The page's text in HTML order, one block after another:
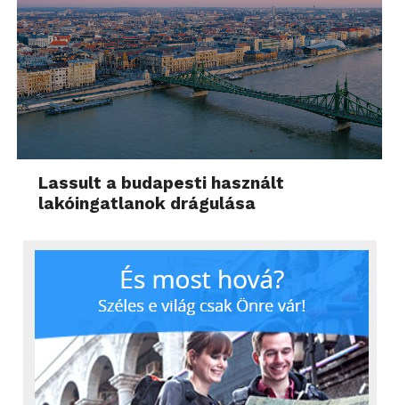
Lassult a budapesti használt
lakóingatlanok drágulása